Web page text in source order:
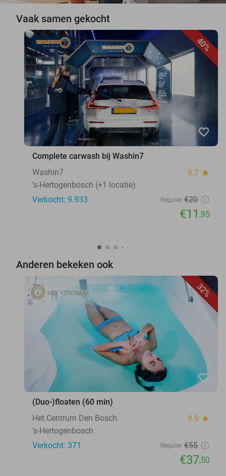
Vaak samen gekocht
40%
favorite_border
Complete carwash bij Washin7
Washin7
9.7 star
's-Hertogenbosch (+1 locatie)
Verkocht: 9.933
Regulier €20
€11 ,95
Anderen bekeken ook
32%
favorite_border
(Duo-)floaten (60 min)
Het Centrum Den Bosch
9.9 star
's-Hertogenbosch
Verkocht: 371
Regulier €55
€37,50